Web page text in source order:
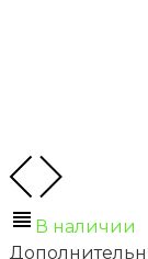
В наличии